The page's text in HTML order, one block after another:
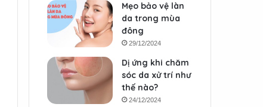
Mẹo bảo vệ làn
da trong mùa
đông
29/12/2024
Dị ứng khi chăm
sóc da xử trí như
thế nào?
24/12/2024